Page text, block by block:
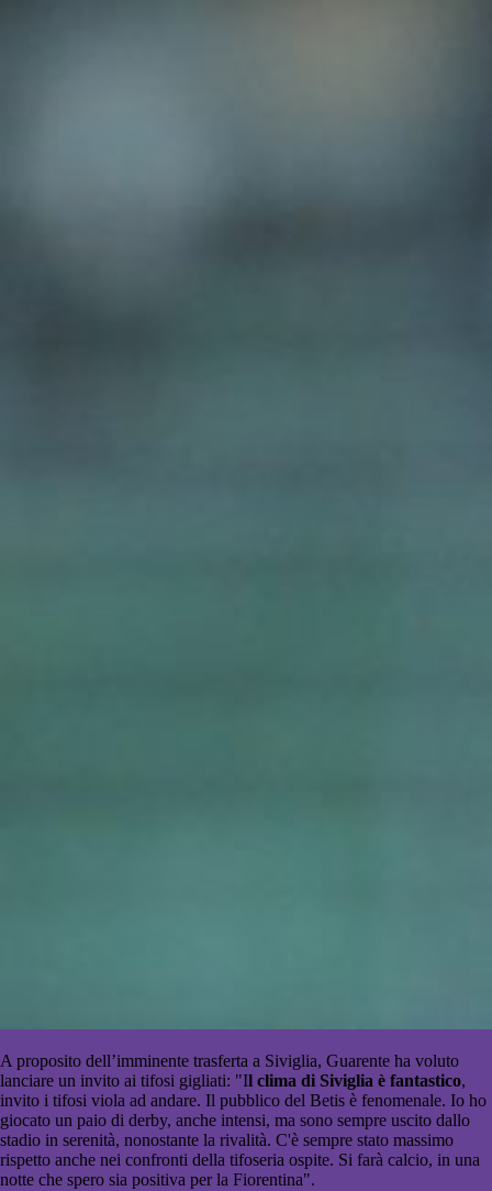
A proposito dell’imminente trasferta a Siviglia, Guarente ha voluto
lanciare un invito ai tifosi gigliati: "Il clima di Siviglia è fantastico,
invito i tifosi viola ad andare. Il pubblico del Betis è fenomenale. Io ho
giocato un paio di derby, anche intensi, ma sono sempre uscito dallo
stadio in serenità, nonostante la rivalità. C'è sempre stato massimo
rispetto anche nei confronti della tifoseria ospite. Si farà calcio, in una
notte che spero sia positiva per la Fiorentina".